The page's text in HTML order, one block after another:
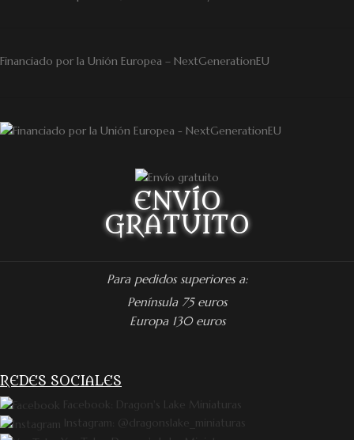
Financiado por la Unión Europea – NextGenerationEU
ENVÍO
GRATUITO
Para pedidos superiores a:
Península 75 euros
Europa 130 euros
REDES SOCIALES
Facebook: Dragon's Lake Miniaturas
Instagram: @dragonslake_miniaturas